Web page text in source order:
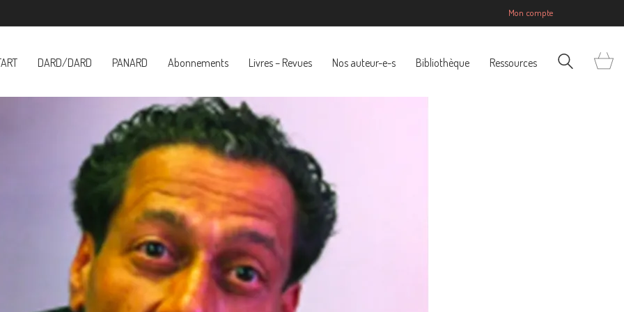
Mon compte
DARD/DARD PANARD Abonnements Livres – Revues Nos auteur-e-s Bibliothèque Ressources